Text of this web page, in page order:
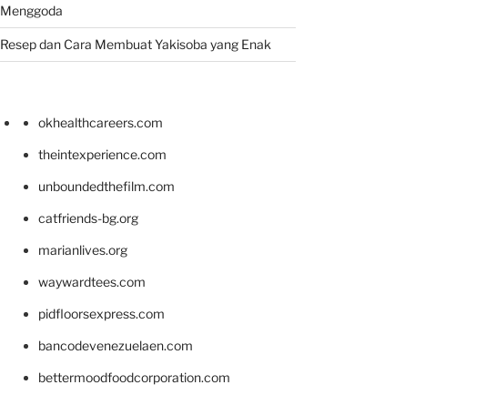
Menggoda
Resep dan Cara Membuat Yakisoba yang Enak
okhealthcareers.com
theintexperience.com
unboundedthefilm.com
catfriends-bg.org
marianlives.org
waywardtees.com
pidfloorsexpress.com
bancodevenezuelaen.com
bettermoodfoodcorporation.com